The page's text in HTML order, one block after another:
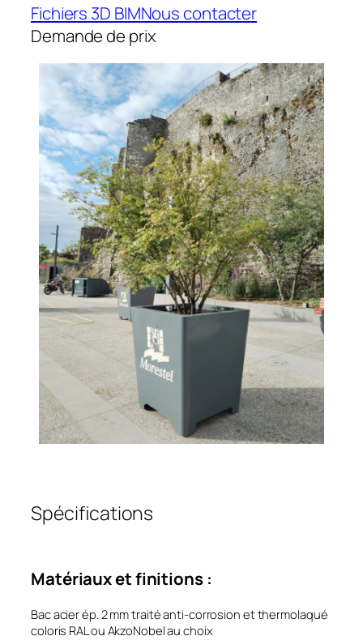
Fichiers 3D BIMNous contacter
Demande de prix
Spécifications
Matériaux et finitions :
Bac acier ép. 2 mm traité anti-corrosion et thermolaqué
coloris RAL ou AkzoNobel au choix